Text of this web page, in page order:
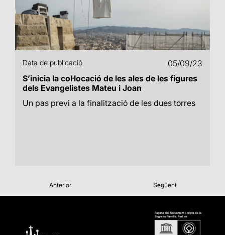
Data de publicació
05/09/23
S’inicia la col·locació de les ales de les figures
dels Evangelistes Mateu i Joan
Un pas previ a la finalització de les dues torres
Anterior Següent